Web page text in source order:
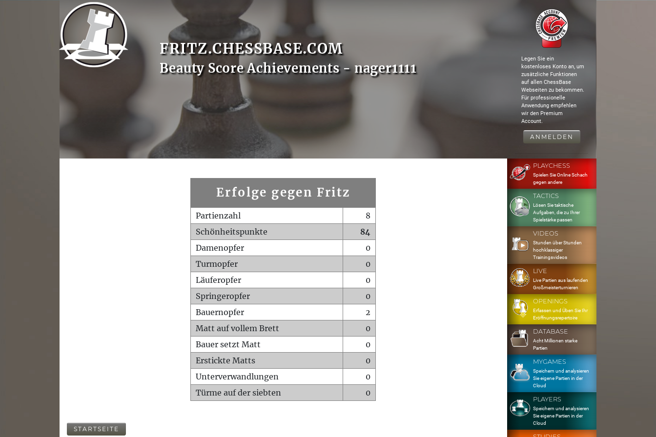
FRITZ.CHESSBASE.COM
Beauty Score Achievements - nager1111
Legen Sie ein
kostenloses Konto an, um
zusätzliche Funktionen
auf allen ChessBase
Webseiten zu bekommen.
Für professionelle
Anwendung empfehlen
wir den Premium
Account.
ANMELDEN
Erfolge gegen Fritz
Partienzahl
8
Schönheitspunkte
84
Damenopfer
0
Turmopfer
0
Läuferopfer
0
Springeropfer
0
Bauernopfer
2
Matt auf vollem Brett
0
Bauer setzt Matt
0
Erstickte Matts
0
Unterverwandlungen
0
Türme auf der siebten
0
STARTSEITE
PLAYCHESS
Spielen Sie Online Schach
gegen andere
TACTICS
Lösen Sie taktische
Aufgaben, die zu Ihrer
Spielstärke passen
VIDEOS
Stunden über Stunden
hochklassiger
Trainingsvideos
LIVE
Live Partien aus laufenden
Großmeisterturnieren
OPENINGS
Erfassen und Üben Sie Ihr
Eröffnungsrepertoire
DATABASE
Acht Millionen starke
Partien
MYGAMES
Speichern und analysieren
Sie eigene Partien in der
Cloud
PLAYERS
Speichern und analysieren
Sie eigene Partien in der
Cloud